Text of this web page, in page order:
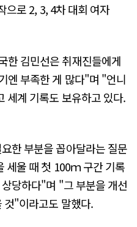
으로 2, 3, 4차 대회 여자
한 김민선은 취재진들에게
엔 부족한 게 많다"며 "언니
세계 기록도 보유하고 있다.
한 부분을 꼽아달라는 질문
세울 때 첫 100ｍ 구간 기록
당하다"며 "그 부분을 개선
것"이라고도 말했다.